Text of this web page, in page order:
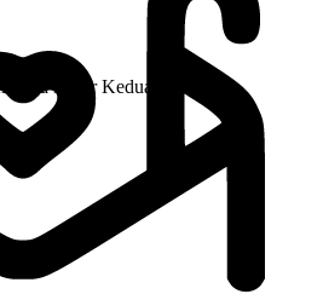
Besar Kedua Mempelai